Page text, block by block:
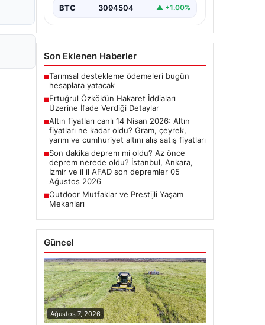
BTC 3094504 ▲ +1.00%
Son Eklenen Haberler
■Tarımsal destekleme ödemeleri bugün
hesaplara yatacak
■Ertuğrul Özkök’ün Hakaret İddiaları
Üzerine İfade Verdiği Detaylar
■Altın fiyatları canlı 14 Nisan 2026: Altın
fiyatları ne kadar oldu? Gram, çeyrek,
yarım ve cumhuriyet altını alış satış fiyatları
■Son dakika deprem mi oldu? Az önce
deprem nerede oldu? İstanbul, Ankara,
İzmir ve il il AFAD son depremler 05
Ağustos 2026
■Outdoor Mutfaklar ve Prestijli Yaşam
Mekanları
Güncel
Ağustos 7, 2026